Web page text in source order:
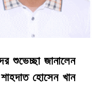
শুভেচ্ছা জানালেন
হোসেন খান